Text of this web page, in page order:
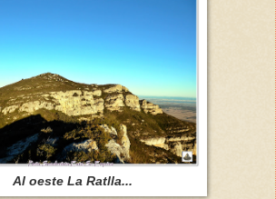
Al oeste La Ratlla...